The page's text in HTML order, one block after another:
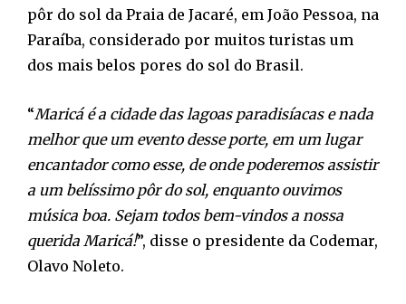
pôr do sol da Praia de Jacaré, em João Pessoa, na
Paraíba, considerado por muitos turistas um
dos mais belos pores do sol do Brasil.
“Maricá é a cidade das lagoas paradisíacas e nada
melhor que um evento desse porte, em um lugar
encantador como esse, de onde poderemos assistir
a um belíssimo pôr do sol, enquanto ouvimos
música boa. Sejam todos bem-vindos a nossa
querida Maricá!”, disse o presidente da Codemar,
Olavo Noleto.